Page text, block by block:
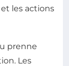
les actions
prenne
Les